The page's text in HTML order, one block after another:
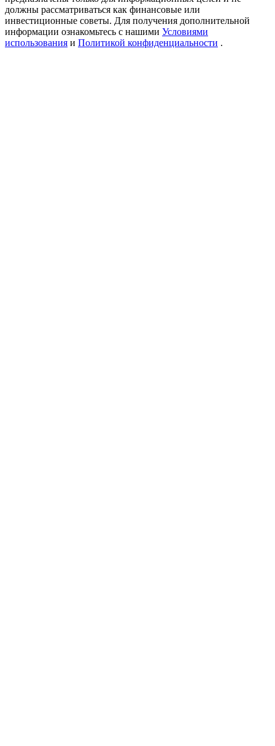
USDT Flexible Staking | Daily Rewards
должны рассматриваться как финансовые или
инвестиционные советы. Для получения дополнительной
информации ознакомьтесь с нашими Условиями
использования и Политикой конфиденциальности .